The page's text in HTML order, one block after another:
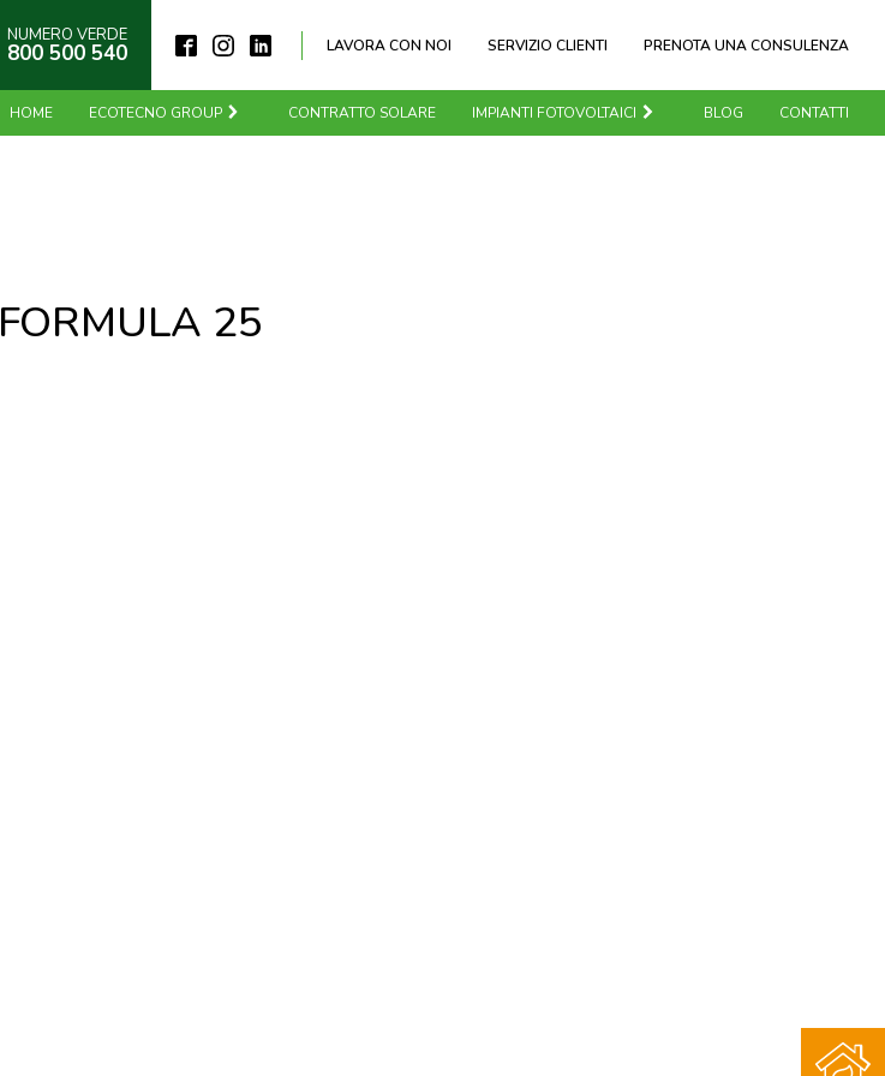
NUMERO VERDE
800 500 540 LAVORA CON NOI SERVIZIO CLIENTI PRENOTA UNA CONSULENZA
HOME ECOTECNO GROUP CONTRATTO SOLARE IMPIANTI FOTOVOLTAICI BLOG CONTATTI
FORMULA 25